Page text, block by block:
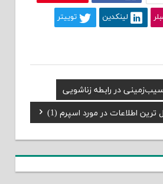
لینکدین توییتر
در رابطه زناشویی
ترین اطلاعات در مورد اسپرم (1)